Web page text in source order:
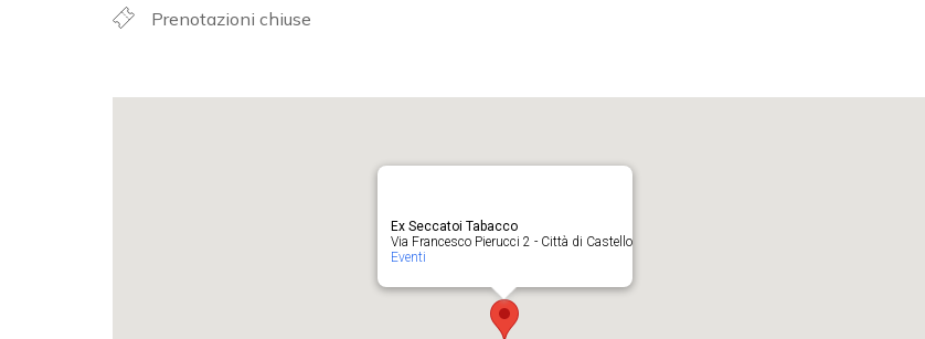
Prenotazioni chiuse
Ex Seccatoi Tabacco
Via Francesco Pierucci 2 - Città di Castello
Eventi